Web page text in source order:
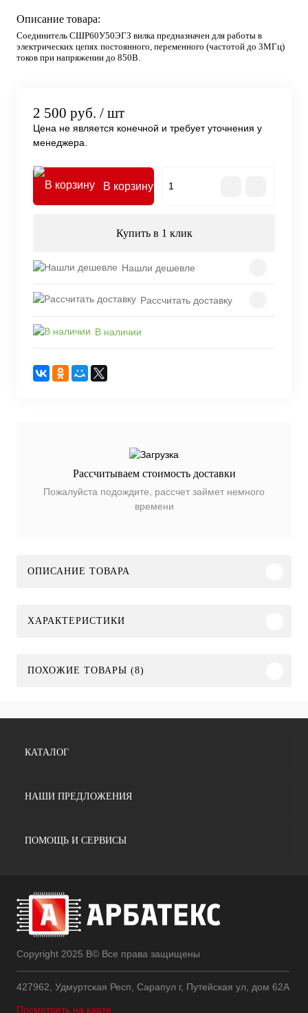
Описание товара:
Соединитель СШР60У50ЭГ3 вилка предназначен для работы в
электрических цепях постоянного, переменного (частотой до 3МГц)
токов при напряжении до 850В.
2 500 руб. / шт
Цена не является конечной и требует уточнения у
менеджера.
В корзину
Купить в 1 клик
Нашли дешевле
Рассчитать доставку
В наличии
Рассчитываем стоимость доставки
Пожалуйста подождите, рассчет займет немного
времени
ОПИСАНИЕ ТОВАРА
ХАРАКТЕРИСТИКИ
ПОХОЖИЕ ТОВАРЫ (8)
КАТАЛОГ
НАШИ ПРЕДЛОЖЕНИЯ
ПОМОЩЬ И СЕРВИСЫ
Copyright 2025 В© Все права защищены
427962, Удмуртская Респ, Сарапул г, Путейская ул, дом 62А
Посмотреть на карте